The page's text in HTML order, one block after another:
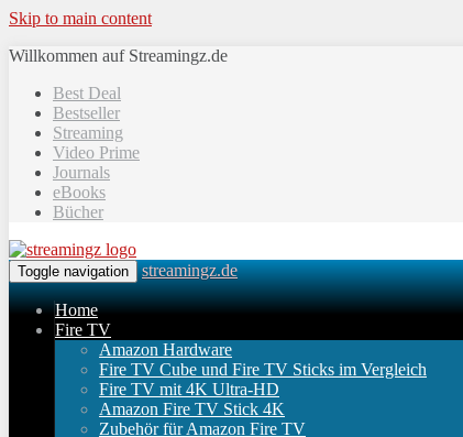
Skip to main content
Willkommen auf Streamingz.de
Best Deal
Bestseller
Streaming
Video Prime
Journals
eBooks
Bücher
Toggle navigation streamingz.de
Home
Fire TV
Amazon Hardware
Fire TV Cube und Fire TV Sticks im Vergleich
Fire TV mit 4K Ultra-HD
Amazon Fire TV Stick 4K
Zubehör für Amazon Fire TV